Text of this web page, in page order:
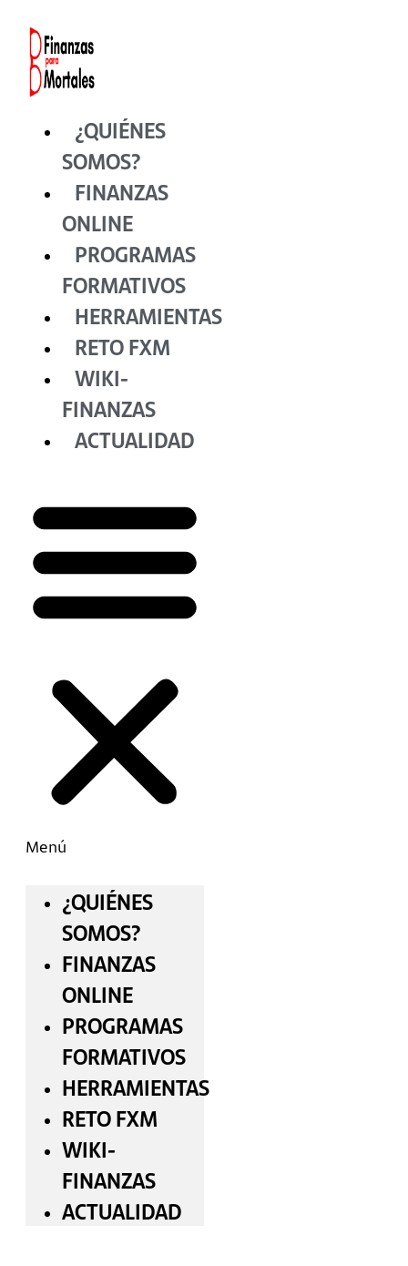
contenido
¿QUIÉNES
SOMOS?
FINANZAS
ONLINE
PROGRAMAS
FORMATIVOS
HERRAMIENTAS
RETO FXM
WIKI-
FINANZAS
ACTUALIDAD
Menú
¿QUIÉNES
SOMOS?
FINANZAS
ONLINE
PROGRAMAS
FORMATIVOS
HERRAMIENTAS
RETO FXM
WIKI-
FINANZAS
ACTUALIDAD